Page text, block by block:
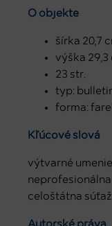
O objekte
šírka 20,7
výška 29,3
23 str.
typ:
forma:
Kľúčové slová
výtvarné
celoštátna súťaž